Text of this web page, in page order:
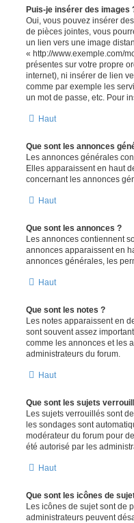
Puis-je insérer des images
Oui, vous pouvez insérer
de pièces jointes, vous
un lien vers une image
« http://www.exemple.com/
présentes sur votre propre
internet), ni insérer de lien
comme par exemple les
un mot de passe, etc. Pour
Haut
Que sont les annonces
Les annonces générales
Elles apparaissent en haut
concernant les annonces
Haut
Que sont les annonces ?
Les annonces contiennent
annonces apparaissent en
annonces générales, les
Haut
Que sont les notes ?
Les notes apparaissent en
sont souvent assez
comme les annonces et les
administrateurs du forum.
Haut
Que sont les sujets
Les sujets verrouillés sont
les sondages sont
modérateur du forum pour
été autorisé par les
Haut
Que sont les icônes de
Les icônes de sujet sont de
administrateurs peuvent